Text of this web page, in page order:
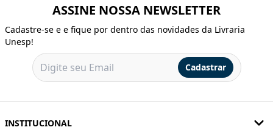
ASSINE NOSSA NEWSLETTER
Cadastre-se e e fique por dentro das novidades da Livraria
Unesp!
Cadastrar
INSTITUCIONAL